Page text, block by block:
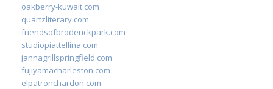
oakberry-kuwait.com
quartzliterary.com
friendsofbroderickpark.com
studiopiattellina.com
jannagrillspringfield.com
fujiyamacharleston.com
elpatronchardon.com